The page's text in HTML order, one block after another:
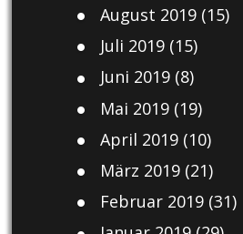
August 2019(15)
Juli 2019(15)
Juni 2019(8)
Mai 2019(19)
April 2019(10)
März 2019(21)
Februar 2019(31)